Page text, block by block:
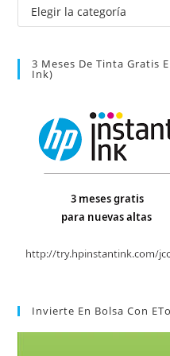
Categorías
3 Meses De Tinta Gratis
Ink)
Invierte En Bolsa Con